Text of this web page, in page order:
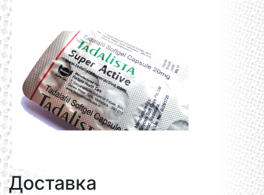
Доставка